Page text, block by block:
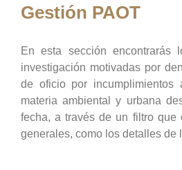
Gestión PAOT
En esta sección encontrarás
investigación motivadas por
de oficio por incumplimientos
materia ambiental y urbana
fecha, a través de un filtro que
generales, como los detalles de